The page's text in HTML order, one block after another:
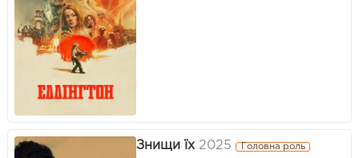
Знищи їх 2025 Головна роль